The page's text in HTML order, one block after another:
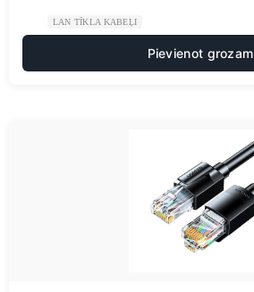
LAN TĪKLA KABEĻI
Pievienot grozam